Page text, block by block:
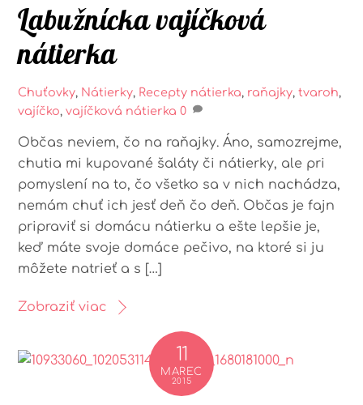
Labužnícka vajíčková
nátierka
Chuťovky, Nátierky, Recepty nátierka, raňajky,tvaroh,
vajíčko,vajíčková nátierka 0
Občas neviem, čo na raňajky. Áno, samozrejme,
chutia mi kupované šaláty či nátierky, ale pri
pomyslení na to, čo všetko sa v nich nachádza,
nemám chuť ich jesť deň čo deň. Občas je fajn
pripraviť si domácu nátierku a ešte lepšie je,
keď máte svoje domáce pečivo, na ktoré si ju
môžete natrieť a s […]
Zobraziť viac
11
MAREC
2015